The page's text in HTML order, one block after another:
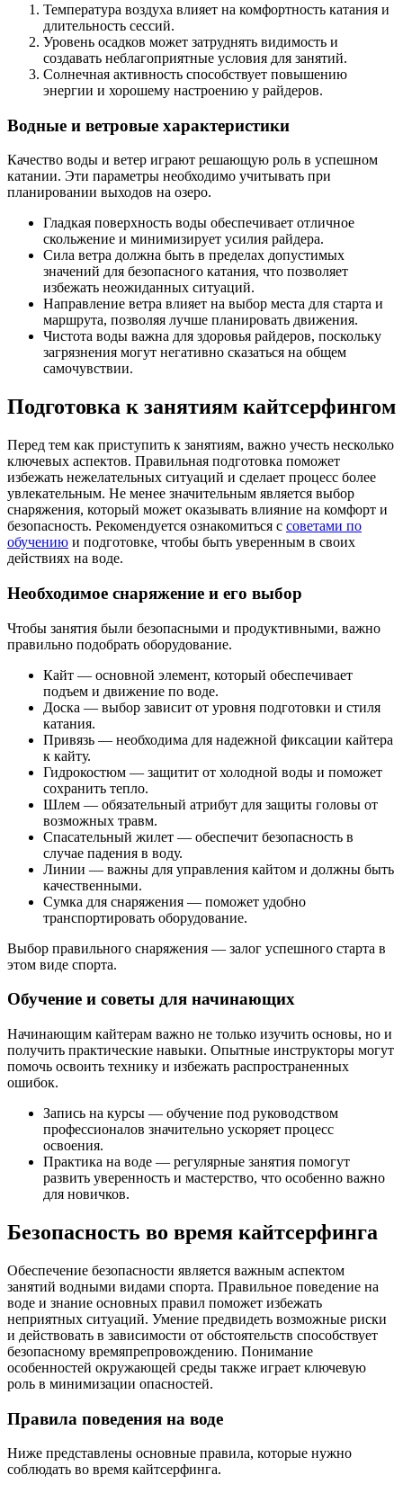
Температура воздуха влияет на комфортность катания и
длительность сессий.
Уровень осадков может затруднять видимость и
создавать неблагоприятные условия для занятий.
Солнечная активность способствует повышению
энергии и хорошему настроению у райдеров.
Водные и ветровые характеристики
Качество воды и ветер играют решающую роль в успешном
катании. Эти параметры необходимо учитывать при
планировании выходов на озеро.
Гладкая поверхность воды обеспечивает отличное
скольжение и минимизирует усилия райдера.
Сила ветра должна быть в пределах допустимых
значений для безопасного катания, что позволяет
избежать неожиданных ситуаций.
Направление ветра влияет на выбор места для старта и
маршрута, позволяя лучше планировать движения.
Чистота воды важна для здоровья райдеров, поскольку
загрязнения могут негативно сказаться на общем
самочувствии.
Подготовка к занятиям кайтсерфингом
Перед тем как приступить к занятиям, важно учесть несколько
ключевых аспектов. Правильная подготовка поможет
избежать нежелательных ситуаций и сделает процесс более
увлекательным. Не менее значительным является выбор
снаряжения, который может оказывать влияние на комфорт и
безопасность. Рекомендуется ознакомиться с советами по
обучению и подготовке, чтобы быть уверенным в своих
действиях на воде.
Необходимое снаряжение и его выбор
Чтобы занятия были безопасными и продуктивными, важно
правильно подобрать оборудование.
Кайт — основной элемент, который обеспечивает
подъем и движение по воде.
Доска — выбор зависит от уровня подготовки и стиля
катания.
Привязь — необходима для надежной фиксации кайтера
к кайту.
Гидрокостюм — защитит от холодной воды и поможет
сохранить тепло.
Шлем — обязательный атрибут для защиты головы от
возможных травм.
Спасательный жилет — обеспечит безопасность в
случае падения в воду.
Линии — важны для управления кайтом и должны быть
качественными.
Сумка для снаряжения — поможет удобно
транспортировать оборудование.
Выбор правильного снаряжения — залог успешного старта в
этом виде спорта.
Обучение и советы для начинающих
Начинающим кайтерам важно не только изучить основы, но и
получить практические навыки. Опытные инструкторы могут
помочь освоить технику и избежать распространенных
ошибок.
Запись на курсы — обучение под руководством
профессионалов значительно ускоряет процесс
освоения.
Практика на воде — регулярные занятия помогут
развить уверенность и мастерство, что особенно важно
для новичков.
Безопасность во время кайтсерфинга
Обеспечение безопасности является важным аспектом
занятий водными видами спорта. Правильное поведение на
воде и знание основных правил поможет избежать
неприятных ситуаций. Умение предвидеть возможные риски
и действовать в зависимости от обстоятельств способствует
безопасному времяпрепровождению. Понимание
особенностей окружающей среды также играет ключевую
роль в минимизации опасностей.
Правила поведения на воде
Ниже представлены основные правила, которые нужно
соблюдать во время кайтсерфинга.